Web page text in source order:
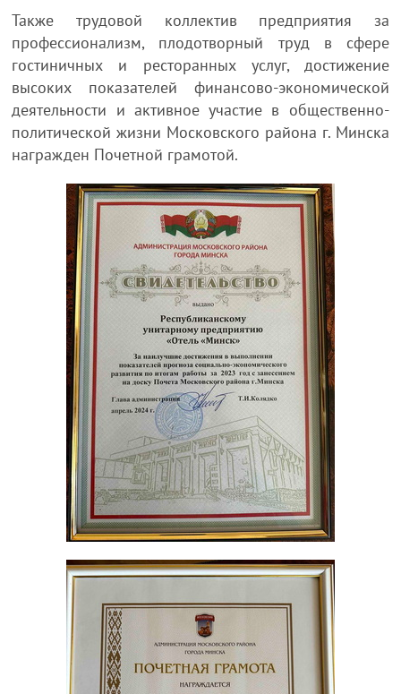
Также трудовой коллектив предприятия за
профессионализм, плодотворный труд в сфере
гостиничных и ресторанных услуг, достижение
высоких показателей финансово-экономической
деятельности и активное участие в общественно-
политической жизни Московского района г. Минска
награжден Почетной грамотой.